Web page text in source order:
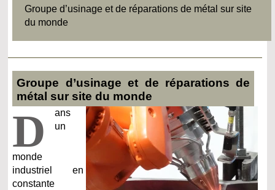
Groupe d’usinage et de réparations de métal sur site
du monde
Groupe d’usinage et de réparations de
métal sur site du monde
D
ans
un
monde
industriel en
constante